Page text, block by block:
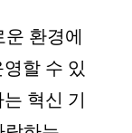
환경에
할 수 있
혁신 기